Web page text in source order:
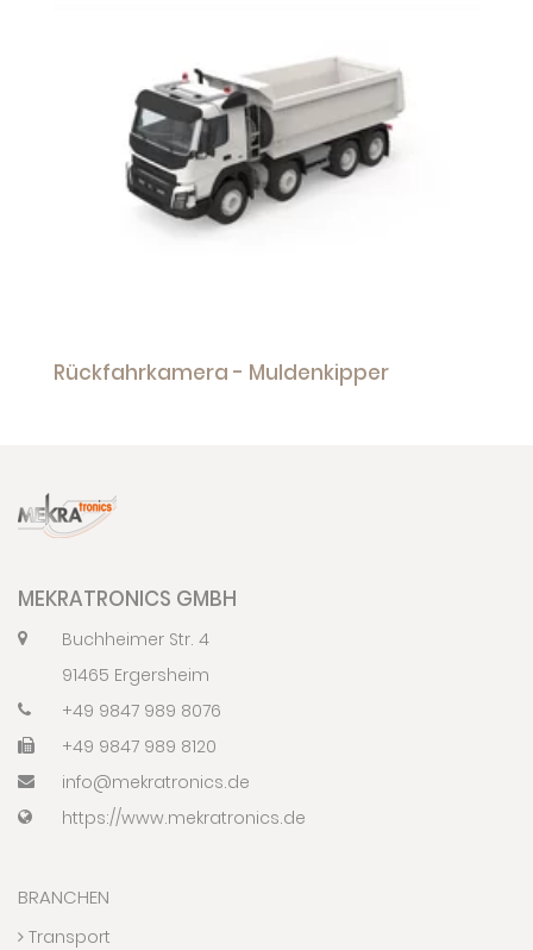
Rückfahrkamera - Muldenkipper
MEKRATRONICS GMBH
Buchheimer Str. 4
91465 Ergersheim
+49 9847 989 8076
+49 9847 989 8120
info@mekratronics.de
https://www.mekratronics.de
BRANCHEN
Transport